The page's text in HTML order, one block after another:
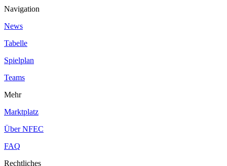
Navigation
News
Tabelle
Spielplan
Teams
Mehr
Marktplatz
Über NFEC
FAQ
Rechtliches